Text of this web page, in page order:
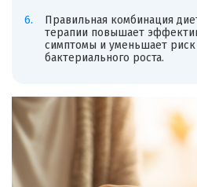
Правильная комбинация
терапии повышает
симптомы и уменьшает риск
бактериального роста.